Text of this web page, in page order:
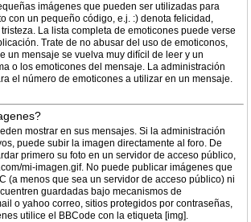
imágenes que pueden ser utilizadas para
con un pequeño código, e.j. :) denota felicidad,
La lista completa de emoticones puede verse
Trate de no abusar del uso de emoticonos,
un mensaje se vuelva muy difícil de leer y un
o los emoticones del mensaje. La administración
el número de emoticones a utilizar en un mensaje.
mostrar en sus mensajes. Si la administración
puede subir la imagen directamente al foro. De
primero su foto en un servidor de acceso público,
mi-imagen.gif. No puede publicar imágenes que
(a menos que sea un servidor de acceso público) ni
guardadas bajo mecanismos de
o yahoo correo, sitios protegidos por contraseñas,
utilice el BBCode con la etiqueta [img].